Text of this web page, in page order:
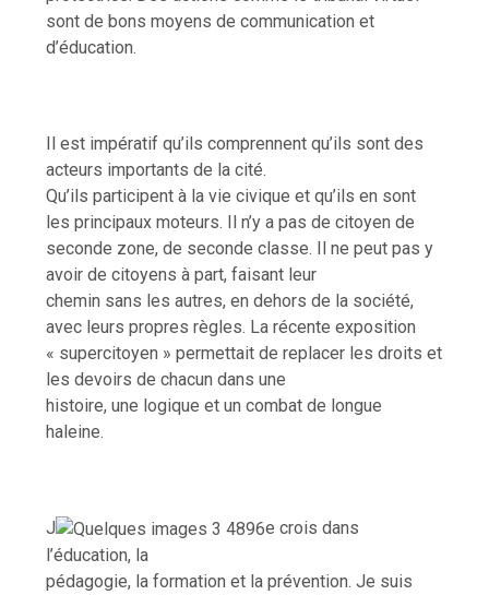
sont de bons moyens de communication et
d’éducation.
Il est impératif qu’ils comprennent qu’ils sont des
acteurs importants de la cité.
Qu’ils participent à la vie civique et qu’ils en sont
les principaux moteurs. Il n’y a pas de citoyen de
seconde zone, de seconde classe. Il ne peut pas y
avoir de citoyens à part, faisant leur
chemin sans les autres, en dehors de la société,
avec leurs propres règles. La récente exposition
« supercitoyen » permettait de replacer les droits et
les devoirs de chacun dans une
histoire, une logique et un combat de longue
haleine.
J
e crois dans
l’éducation, la
pédagogie, la formation et la prévention. Je suis